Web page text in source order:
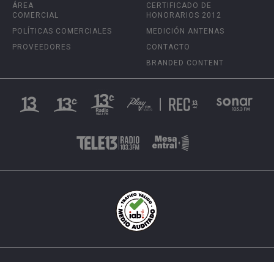
ÁREA
COMERCIAL
POLÍTICAS COMERCIALES
PROVEEDORES
CERTIFICADO DE
HONORARIOS 2012
MEDICIÓN ANTENAS
CONTACTO
BRANDED CONTENT